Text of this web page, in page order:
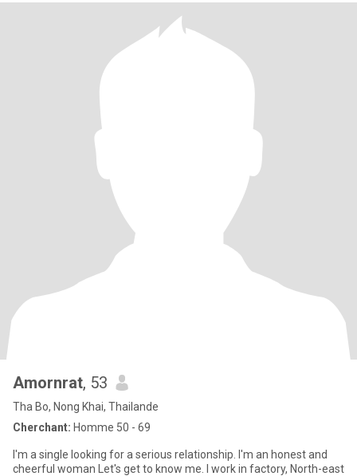
Amornrat, 53
Tha Bo, Nong Khai, Thailande
Cherchant: Homme 50 - 69
I'm a single looking for a serious relationship. I'm an honest and
cheerful woman Let's get to know me. I work in factory, North-east